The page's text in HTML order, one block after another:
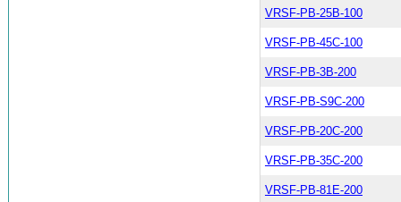
VRSF-PB-25B-100
VRSF-PB-45C-100
VRSF-PB-3B-200
VRSF-PB-S9C-200
VRSF-PB-20C-200
VRSF-PB-35C-200
VRSF-PB-81E-200